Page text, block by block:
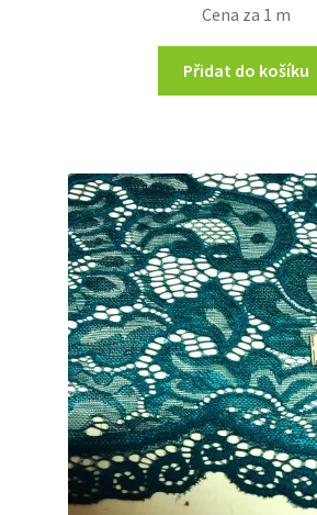
Cena za 1 m
Přidat do košíku